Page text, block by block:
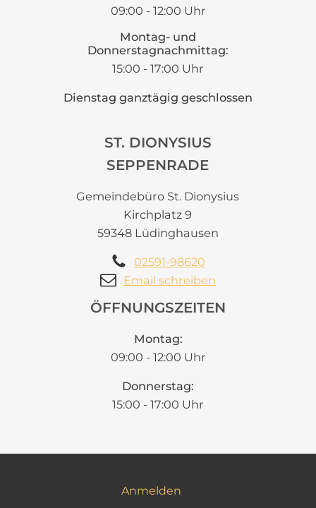
ST. DIONYSIUS
SEPPENRADE
Gemeindebüro St. Dionysius
Kirchplatz 9
59348 Lüdinghausen
02591-98620
Email schreiben
09:00 - 12:00 Uhr
Montag- und
Donnerstagnachmittag:
15:00 - 17:00 Uhr
Dienstag ganztägig geschlossen
ÖFFNUNGSZEITEN
Montag:
09:00 - 12:00 Uhr
Donnerstag:
15:00 - 17:00 Uhr
Anmelden